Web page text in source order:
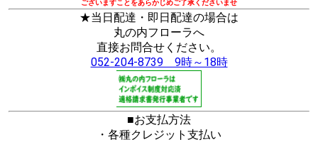
ございますことをあらかじめご了承くださいませ
★当日配達・即日配達の場合は
丸の内フローラへ
直接お問合せください。
052-204-8739 9時～18時
■お支払方法
・各種クレジット支払い